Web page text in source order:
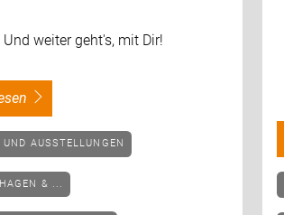
Und weiter geht's, mit Dir!
UND AUSSTELLUNGEN
& ...